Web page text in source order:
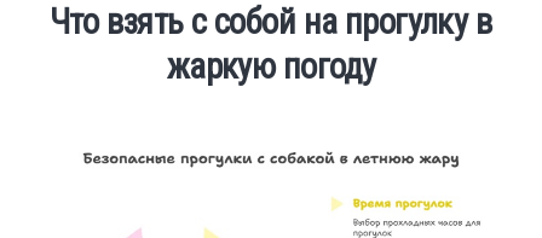
Что взять с собой на прогулку в
жаркую погоду